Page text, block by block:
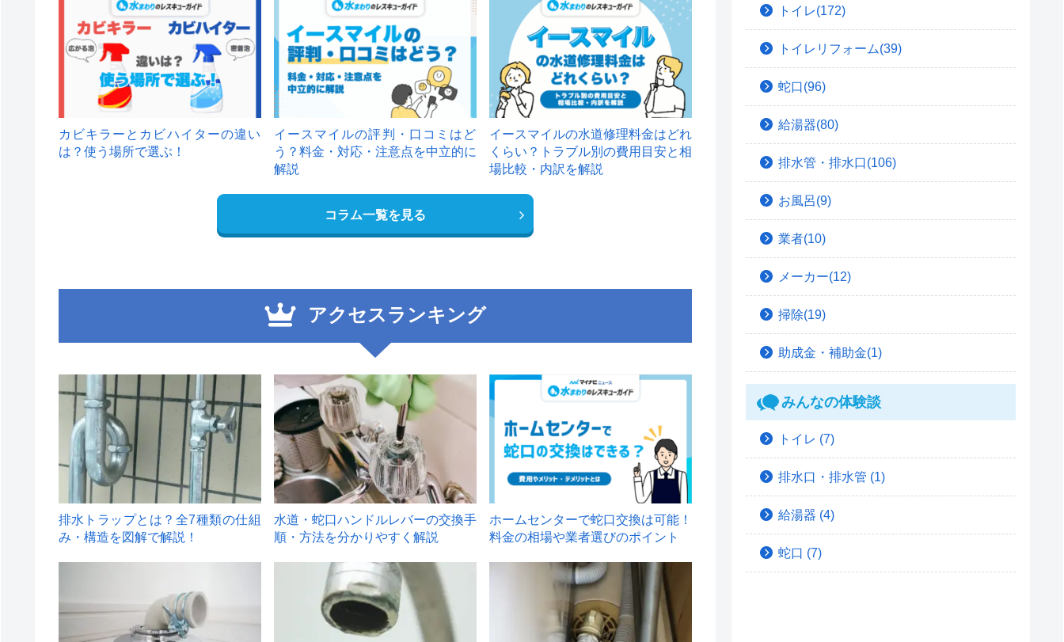
カビキラーとカビハイターの違い
は？使う場所で選ぶ！
イースマイルの評判・口コミはど
う？料金・対応・注意点を中立的に
解説
イースマイルの水道修理料金はどれ
くらい？トラブル別の費用目安と相
場比較・内訳を解説
コラム一覧を見る
アクセスランキング
1
排水トラップとは？全7種類の仕組
み・構造を図解で解説！
2
水道・蛇口ハンドルレバーの交換手
順・方法を分かりやすく解説
ホームセンターで蛇口交換は可能！
料金の相場や業者選びのポイント
トイレ(172)
トイレリフォーム(39)
蛇口(96)
給湯器(80)
排水管・排水口(106)
お風呂(9)
業者(10)
メーカー(12)
掃除(19)
助成金・補助金(1)
みんなの体験談
トイレ (7)
排水口・排水管 (1)
給湯器 (4)
蛇口 (7)